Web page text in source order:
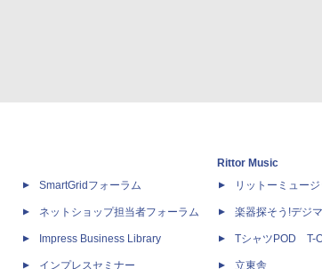
SmartGridフォーラム
ネットショップ担当者フォーラム
Impress Business Library
インプレスセミナー
Rittor Music
リットーミュージ
楽器探そう!デジ
TシャツPOD T-
立東舎